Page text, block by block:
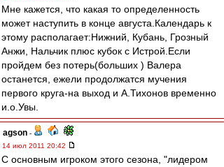
Мне кажется, что какая то определенность
может наступить в конце августа.Календарь к
этому располагает:Нижний, Кубань, Грозный
Анжи, Нальчик плюс кубок с Истрой.Если
пройдем без потерь(больших ) Валера
останется, ежели продолжатся мучения
первого круга-на выход и А.Тихонов временно
и.о.Увы.
agson -
14 июл 2011 20:42
С основным игроком этого сезона, "лидером